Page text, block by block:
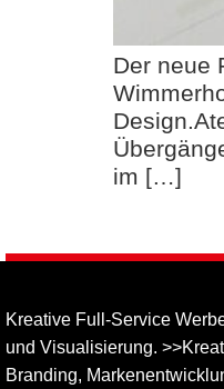
Der neue
im […]
Kreative Full-Service
und Visualisierung.
Branding,